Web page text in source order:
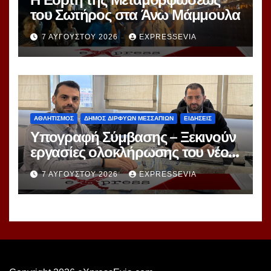
του Σωτήρος στα Άνω Μάμμουλα
7 ΑΥΓΟΎΣΤΟΥ 2026 EXPRESSEVIA
ΑΘΛΗΤΙΣΜΟΣ ΔΗΜΟΣ ΔΙΡΦΥΩΝ ΜΕΣΣΑΠΙΩΝ ΕΙΔΗΣΕΙΣ
Υπογραφή Σύμβασης – Ξεκινούν
εργασίες ολοκλήρωσης του νέου
κλειστού γυμναστηρίου Ψαχνών
7 ΑΥΓΟΎΣΤΟΥ 2026 EXPRESSEVIA